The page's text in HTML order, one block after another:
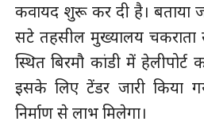
कवायद शुरू कर दी है। बताया
सटे तहसील मुख्यालय
स्थित बिरमौ कांडी में हेलीपोर्ट
इसके लिए टेंडर जारी किया
निर्माण से लाभ मिलेगा।